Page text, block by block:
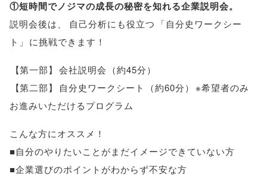
①短時間でノジマの成長の秘密を知れる企業説明会。
説明会後は、 自己分析にも役立つ 「自分史ワークシー
ト 」 に挑戦できます！
【第一部】 会社説明会 （約45分）
【第二部】 自分史ワークシート （約60分） ※希望者のみ
お進みいただけるプログラム
こんな方にオススメ！
■自分のやりたいことがまだイメージできていない方
■企業選びのポイントがわからず不安な方